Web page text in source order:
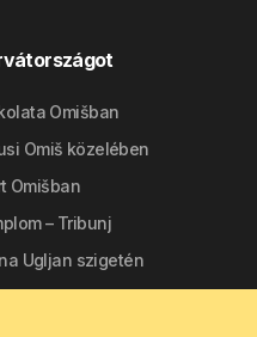
Omišban
Omiš közelében
Omišban
– Tribunj
Ugljan szigetén